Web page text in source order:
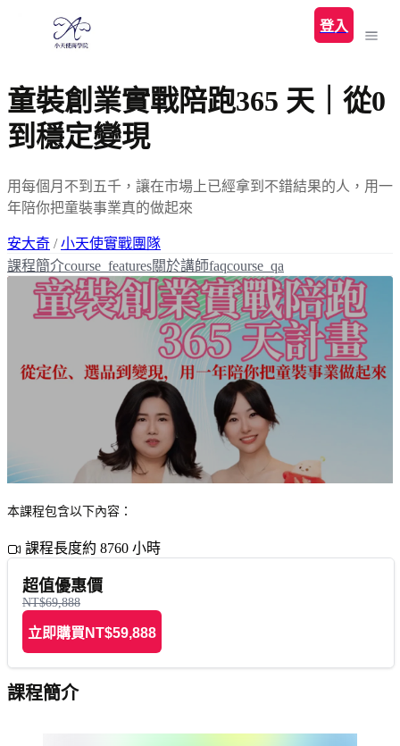
登入
童裝創業實戰陪跑365 天｜從0
到穩定變現
用每個月不到五千，讓在市場上已經拿到不錯結果的人，用一
年陪你把童裝事業真的做起來
安大奇 /小天使實戰團隊
課程簡介course_features關於講師faqcourse_qa
本課程包含以下內容：
課程長度約 8760 小時
超值優惠價
NT$69,888
立即購買 NT$59,888
課程簡介